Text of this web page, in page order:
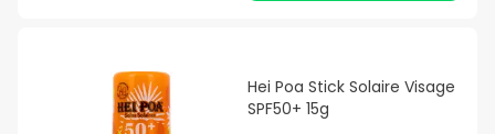
Hei Poa Stick Solaire Visage
SPF50+ 15g